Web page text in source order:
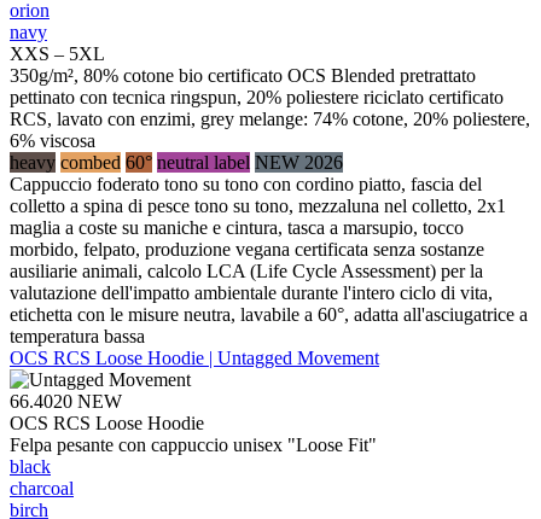
orion
navy
XXS – 5XL
350g/m², 80% cotone bio certificato OCS Blended pretrattato
pettinato con tecnica ringspun, 20% poliestere riciclato certificato
RCS, lavato con enzimi, grey melange: 74% cotone, 20% poliestere,
6% viscosa
heavy combed 60° neutral label NEW 2026
Cappuccio foderato tono su tono con cordino piatto, fascia del
colletto a spina di pesce tono su tono, mezzaluna nel colletto, 2x1
maglia a coste su maniche e cintura, tasca a marsupio, tocco
morbido, felpato, produzione vegana certificata senza sostanze
ausiliarie animali, calcolo LCA (Life Cycle Assessment) per la
valutazione dell'impatto ambientale durante l'intero ciclo di vita,
etichetta con le misure neutra, lavabile a 60°, adatta all'asciugatrice a
temperatura bassa
OCS RCS Loose Hoodie | Untagged Movement
66.4020 NEW
OCS RCS Loose Hoodie
Felpa pesante con cappuccio unisex "Loose Fit"
black
charcoal
birch